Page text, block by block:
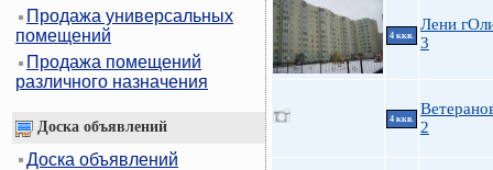
Продажа универсальных
помещений
Продажа помещений
различного назначения
Доска объявлений
Доска объявлений
4 ккв.
Лени
3
4 ккв.
2